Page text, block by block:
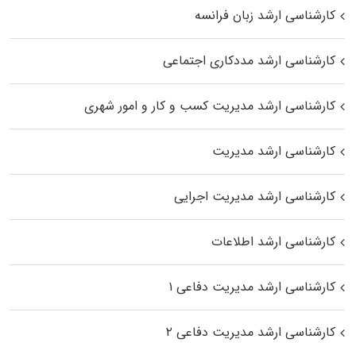
کارشناسی ارشد زبان فرانسه
کارشناسی ارشد مددکاری اجتماعی
کارشناسی ارشد مدیریت کسب و کار و امور شهری
کارشناسی ارشد مدیریت
کارشناسی ارشد مدیریت اجرایی
کارشناسی ارشد اطلاعات
کارشناسی ارشد مدیریت دفاعی ۱
کارشناسی ارشد مدیریت دفاعی ۲